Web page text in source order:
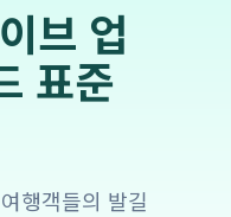
브 업
표준
행객들의 발길